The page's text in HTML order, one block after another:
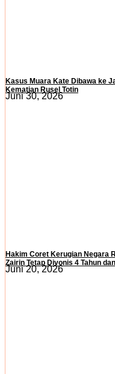
Kasus Muara Kate Dibawa ke
Kematian Rusel Totin
Juni 30, 2026
Hakim Coret Kerugian Negara
Zairin Tetap Divonis 4 Tahun
Juni 20, 2026